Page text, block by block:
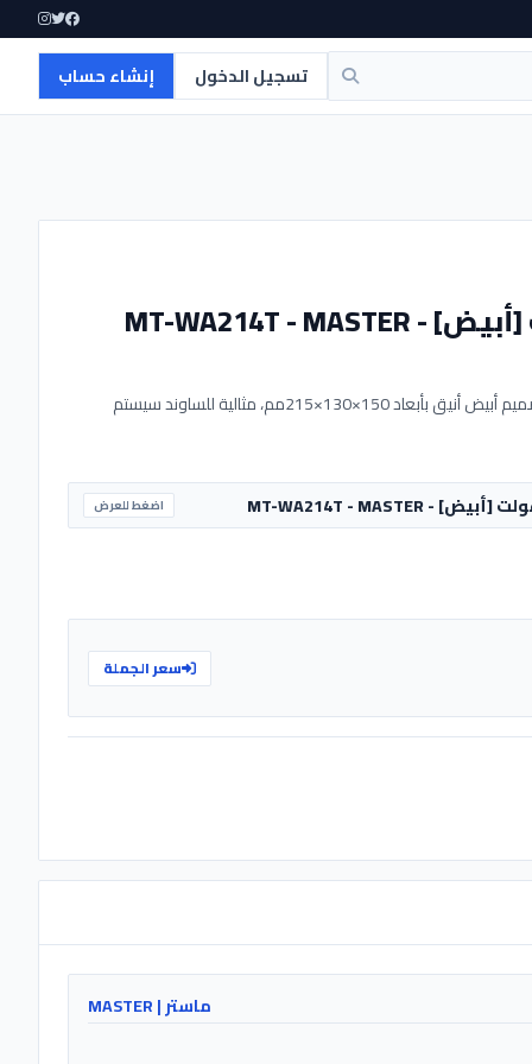
تسجيل الدخول إنشاء حساب
سماعة حائط 20 وات بنظام الفولت لتوزيع صوتي نقي. تصميم أبيض أنيق بأبعاد 150×130×215مم، مثالية للساوند سيستم
اضغط للعرض
سعر الجملة
ماستر | MASTER